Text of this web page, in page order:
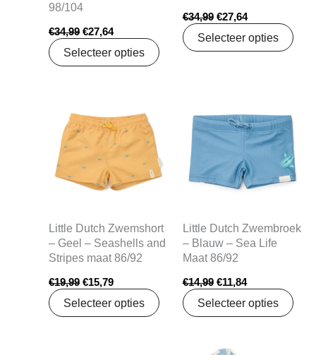
98/104
€34,99 €27,64
Selecteer opties
€34,99 €27,64
Selecteer opties
Little Dutch Zwemshort
– Geel – Seashells and
Stripes maat 86/92
€19,99
was:
€19,99.
€15,79
is:
€15,79.
Selecteer opties
Little Dutch Zwembroek
– Blauw – Sea Life
Maat 86/92
€14,99
was:
€14,99.
€11,84
is:
€11,84.
Selecteer opties
Oorspronkelijke